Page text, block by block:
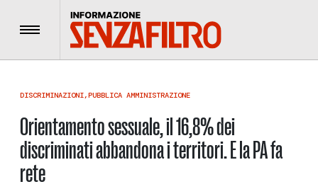
Menu
DISCRIMINAZIONI,PUBBLICA AMMINISTRAZIONE
Orientamento sessuale, il 16,8% dei
discriminati abbandona i territori. E la PA fa
rete